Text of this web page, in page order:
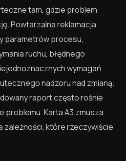
tam, gdzie problem
Powtarzalna reklamacja
parametrów procesu,
ruchu, błędnego
wymagań
nadzoru nad zmianą.
raport często rośnie
problemu. Karta A3 zmusza
zależności, które rzeczywiście